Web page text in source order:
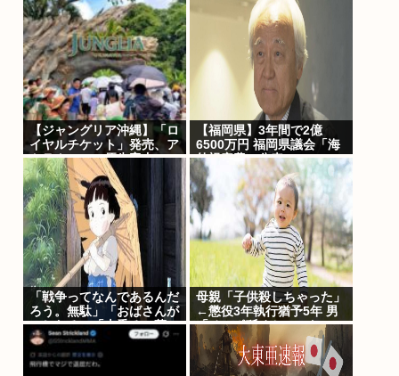
【ジャングリア沖縄】「ロ
イヤルチケット」発売、ア
トラクション優先案内、ソ
フトドリンク飲み放題、ス
パ利用、駐車場無料…大人
29700円
【福岡県】3年間で2億
6500万円 福岡県議会「海
外視察費」公表
「戦争ってなんであるんだ
ろう。無駄」「おばさんが
いじわる」「火垂るの墓」
を見た小学生 耳をふさぎ
ハンカチで顔を覆う子も
母親「子供殺しちゃった」
←懲役3年執行猶予5年 男
「チンポ舐めちゃった」←
懲役7年